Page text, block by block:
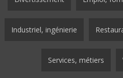
Industriel, ingénierie
Services, métiers